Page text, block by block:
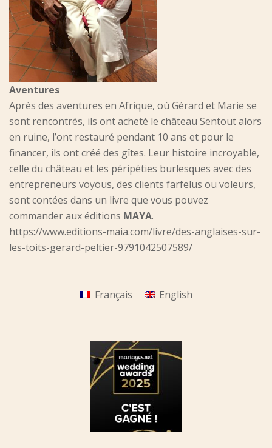
Aventures
Après des aventures en Afrique, où Gérard et Marie se
sont rencontrés, ils ont acheté le château Sentout alors
en ruine, l’ont restauré pendant 10 ans et pour le
financer, ils ont créé des gîtes. Leur histoire incroyable,
celle du château et les péripéties burlesques avec des
entrepreneurs voyous, des clients farfelus ou voleurs,
sont contées dans un livre que vous pouvez
commander aux éditions MAYA.
https://www.editions-maia.com/livre/des-anglaises-sur-
les-toits-gerard-peltier-9791042507589/
Français English